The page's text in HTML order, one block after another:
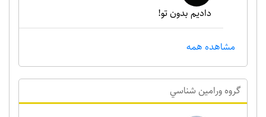
دادیم بدون تو!
مشاهده همه
گروه ورامين شناسي